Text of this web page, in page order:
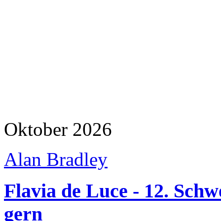
Oktober 2026
Alan Bradley
Flavia de Luce - 12.
gern